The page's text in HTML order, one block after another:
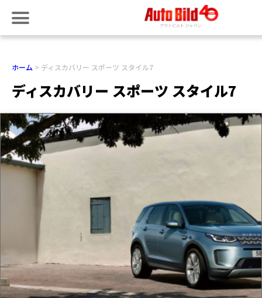
ホーム ディスカバリー スポーツ スタイル7
ディスカバリー スポーツ スタイル7